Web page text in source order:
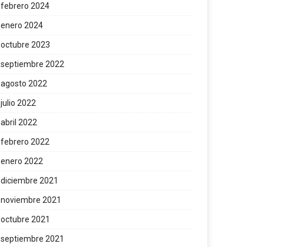
febrero 2024
enero 2024
octubre 2023
septiembre 2022
agosto 2022
julio 2022
abril 2022
febrero 2022
enero 2022
diciembre 2021
noviembre 2021
octubre 2021
septiembre 2021